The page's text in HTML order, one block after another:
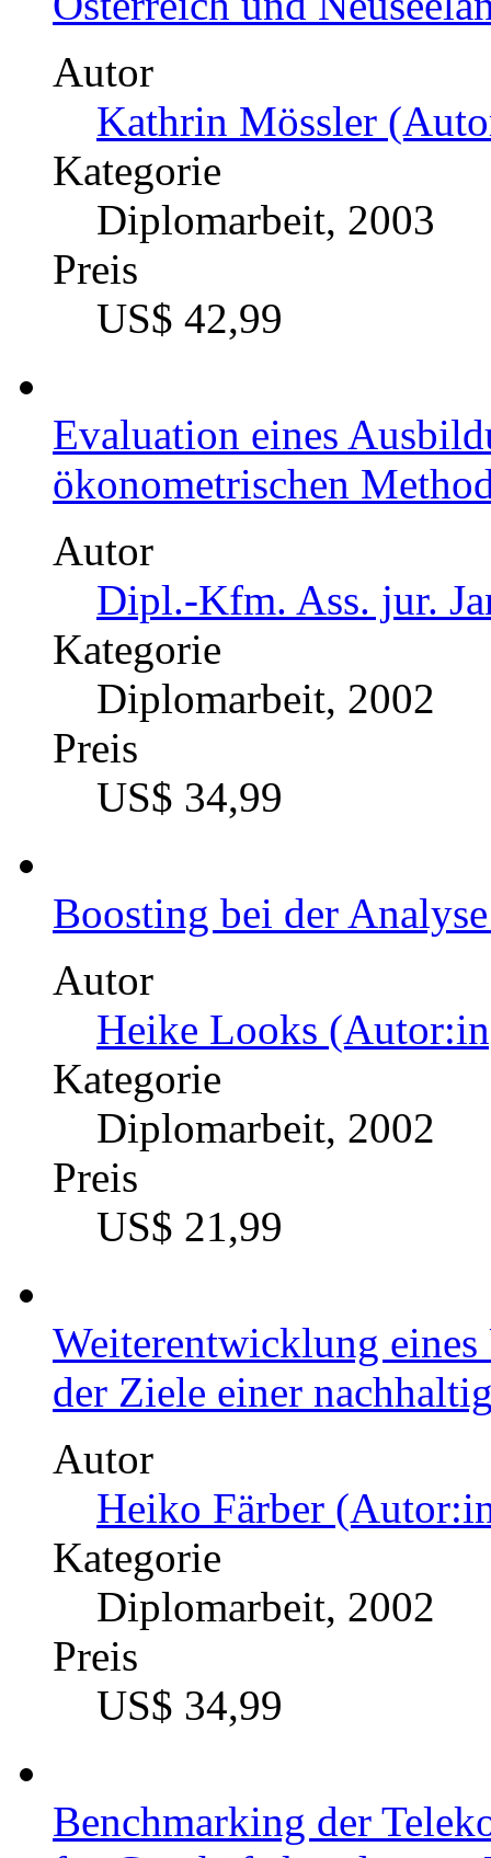
Autor
Kathrin Mössler
Kategorie
Diplomarbeit, 2003
Preis
US$ 42,99
Evaluation eines
ökonometrischen
Autor
Dipl.-Kfm. Ass. jur.
Kategorie
Diplomarbeit, 2002
Preis
US$ 34,99
Boosting bei der
Autor
Heike Looks
Kategorie
Diplomarbeit, 2002
Preis
US$ 21,99
Weiterentwicklung
der Ziele einer
Autor
Heiko Färber
Kategorie
Diplomarbeit, 2002
Preis
US$ 34,99
Benchmarking der